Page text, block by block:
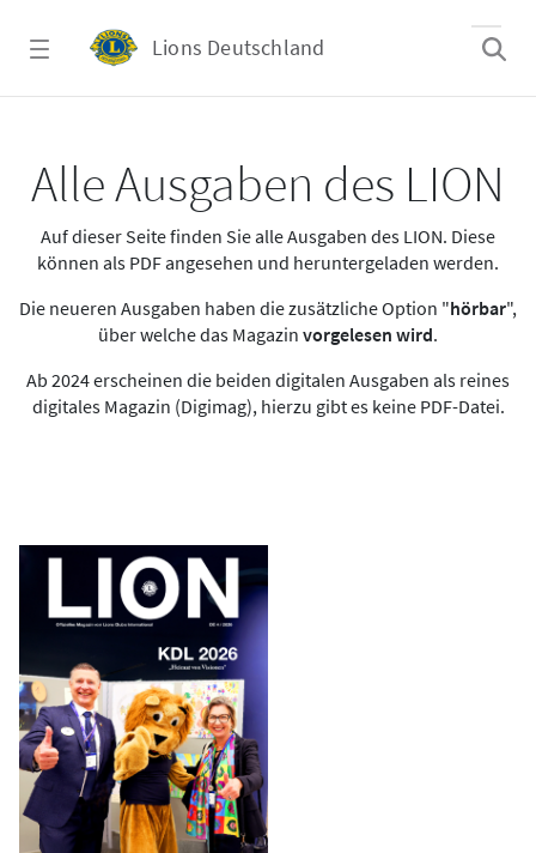
Lions Deutschland
Alle Ausgaben des LION
Auf dieser Seite finden Sie alle Ausgaben des LION. Diese
können als PDF angesehen und heruntergeladen werden.
Die neueren Ausgaben haben die zusätzliche Option "hörbar",
über welche das Magazin vorgelesen wird.
Ab 2024 erscheinen die beiden digitalen Ausgaben als reines
digitales Magazin (Digimag), hierzu gibt es keine PDF-Datei.